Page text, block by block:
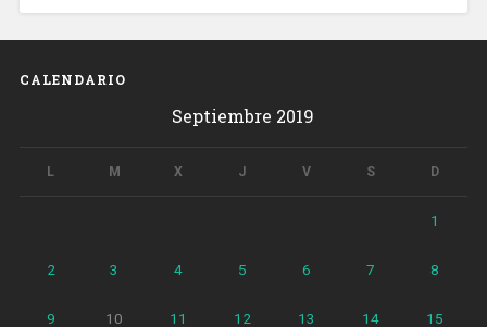
CALENDARIO
Septiembre 2019
L M X J V S D
1
2 3 4 5 6 7 8
9 10 11 12 13 14 15